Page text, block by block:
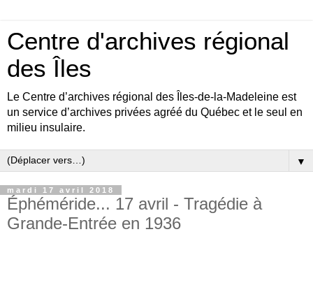
Centre d'archives régional
des Îles
Le Centre d’archives régional des Îles-de-la-Madeleine est
un service d’archives privées agréé du Québec et le seul en
milieu insulaire.
▼
mardi 17 avril 2018
Éphéméride... 17 avril - Tragédie à
Grande-Entrée en 1936